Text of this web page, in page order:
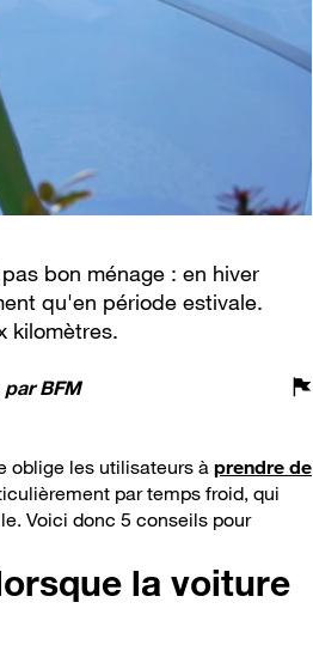
bon ménage : en hiver
qu'en période estivale.
kilomètres.
parBFM
oblige les utilisateurs à prendre de
par temps froid, qui
Voici donc 5 conseils pour
la voiture